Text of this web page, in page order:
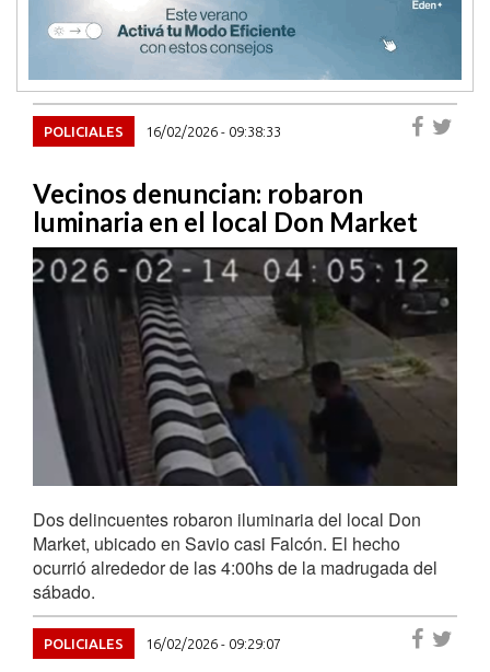
POLICIALES 16/02/2026 - 09:38:33
Vecinos denuncian: robaron
luminaria en el local Don Market
Dos delincuentes robaron iluminaria del local Don
Market, ubicado en Savio casi Falcón. El hecho
ocurrió alrededor de las 4:00hs de la madrugada del
sábado.
POLICIALES 16/02/2026 - 09:29:07